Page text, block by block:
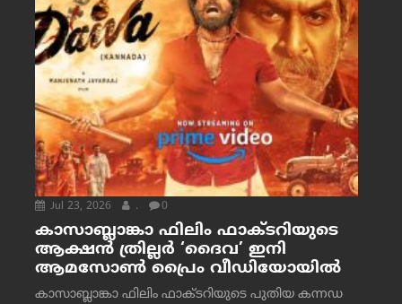
Jul 23, 2026 . 0
കാസാബ്ലാങ്കാ ഫിലിം ഫാക്ടറിയുടെ
ആക്ഷൻ ത്രില്ലർ ‘ദൈവ’ ഇനി
ആമസോൺ പ്രൈം വീഡിയോയിൽ
കാസാബ്ലാങ്കാ ഫിലിം ഫാക്ടറിയുടെ പുതിയ കന്നഡ